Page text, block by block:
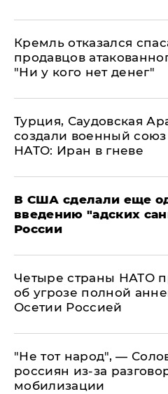
Кремль отказался
продавцов
"Ни у кого нет денег"
Турция, Саудовская
создали военный
НАТО: Иран в гневе
В США сделали еще
введению "адских
России
Четыре страны НАТО
об угрозе полной
Осетии Россией
​"Не тот народ", —
россиян из-за
мобилизации